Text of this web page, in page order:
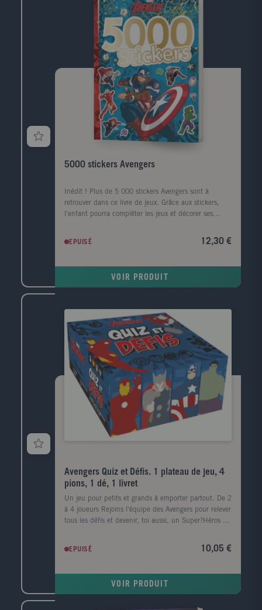
5000 stickers Avengers
Inédit ! Plus de 5 000 stickers Avengers sont à
retrouver dans ce livre de jeux. Grâce aux stickers,
l'enfant pourra compléter les jeux et décorer ses
EPUISÉ
12,30 €
VOIR PRODUIT
Avengers Quiz et Défis. 1 plateau de jeu, 4
pions, 1 dé, 1 livret
Un jeu pour petits et grands à emporter partout. De 2
à 4 joueurs Rejoins l'équipe des Avengers pour relever
tous les défis et devenir, toi aussi, un Super?Héros !
questions, faire deviner des personnages ou des
EPUISÉ 10,05 €
VOIR PRODUIT